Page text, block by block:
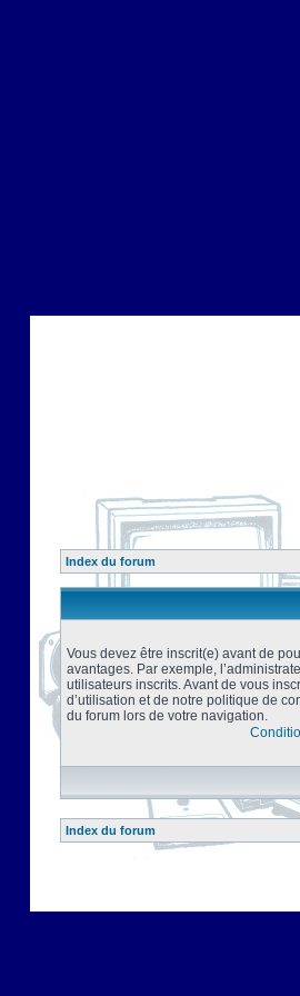
Index du forum
Vous devez être inscrit(e) avant de
avantages. Par exemple,
utilisateurs inscrits. Avant de vous
d’utilisation et de notre politique de
du forum lors de votre navigation.
Index du forum